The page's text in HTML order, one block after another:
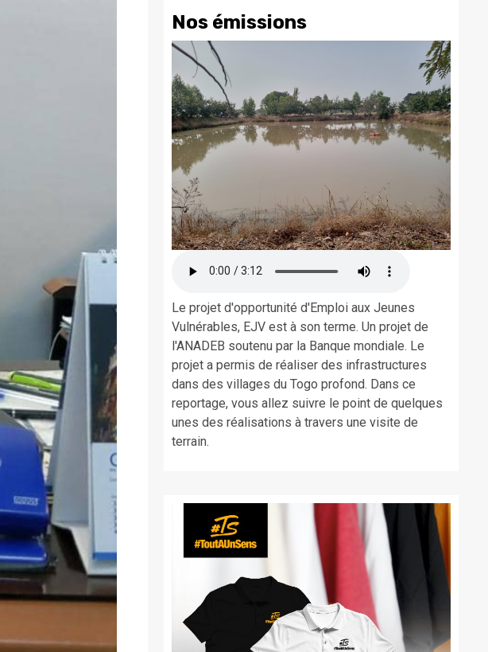
Nos émissions
Le projet d'opportunité d'Emploi aux Jeunes
Vulnérables, EJV est à son terme. Un projet de
l'ANADEB soutenu par la Banque mondiale. Le
projet a permis de réaliser des infrastructures
dans des villages du Togo profond. Dans ce
reportage, vous allez suivre le point de quelques
unes des réalisations à travers une visite de
terrain.